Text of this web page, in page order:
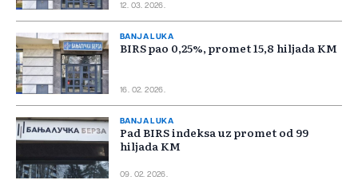
12. 03. 2026.
BANJA LUKA
BIRS pao 0,25%, promet 15,8 hiljada KM
16. 02. 2026.
BANJA LUKA
Pad BIRS indeksa uz promet od 99
hiljada KM
09. 02. 2026.